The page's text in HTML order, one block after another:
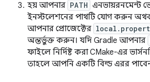
হয় আপনার PATH এনভায়রনমেন্ট
ইনস্টলেশনের পাথটি যোগ করুন
আপনার প্রোজেক্টের
অন্তর্ভুক্ত করুন। যদি Gradle আপনার
ফাইলে নির্দিষ্ট করা CMake-এর
তাহলে আপনি একটি বিল্ড এরর